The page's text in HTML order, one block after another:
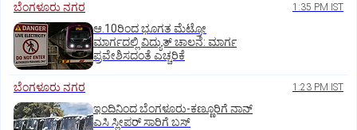
ಬೆಂಗಳೂರು ನಗರ 1:35 PM IST
ಆ.10ರಿಂದ ಭೂಗತ ಮೆಟ್ರೋ
ಮಾರ್ಗದಲ್ಲಿ ವಿದ್ಯುತ್‌ ಚಾಲನೆ: ಮಾರ್ಗ
ಪ್ರವೇಶಿಸದಂತೆ ಎಚ್ಚರಿಕೆ
ಬೆಂಗಳೂರು ನಗರ 1:23 PM IST
ಇಂದಿನಿಂದ ಬೆಂಗಳೂರು-ಕಣ್ಣೂರಿಗೆ ನಾನ್‌
ಎಸಿ ಸ್ಲೀಪರ್‌ ಸಾರಿಗೆ ಬಸ್‌